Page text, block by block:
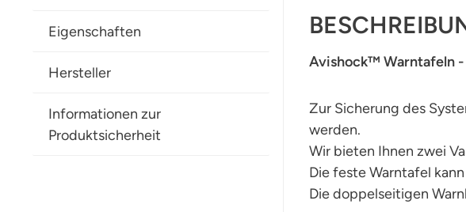
Eigenschaften
Hersteller
Informationen zur
Produktsicherheit
Avishock™ Warntafeln -
Zur Sicherung des
werden.
Wir bieten Ihnen zwei
Die feste Warntafel
Die doppelseitigen